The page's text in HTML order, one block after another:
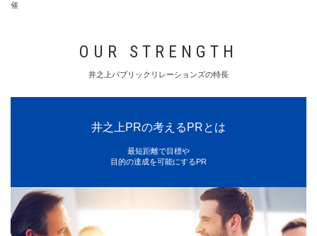
催
OUR STRENGTH
井之上パブリックリレーションズの特長
井之上PRの考えるPRとは
最短距離で目標や
目的の達成を可能にするPR